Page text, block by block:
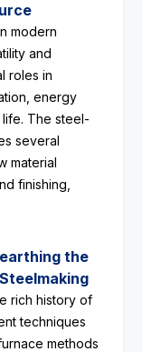
modern
and
roles in
energy
The steel-
several
material
finishing,
the
rich history of
techniques
methods